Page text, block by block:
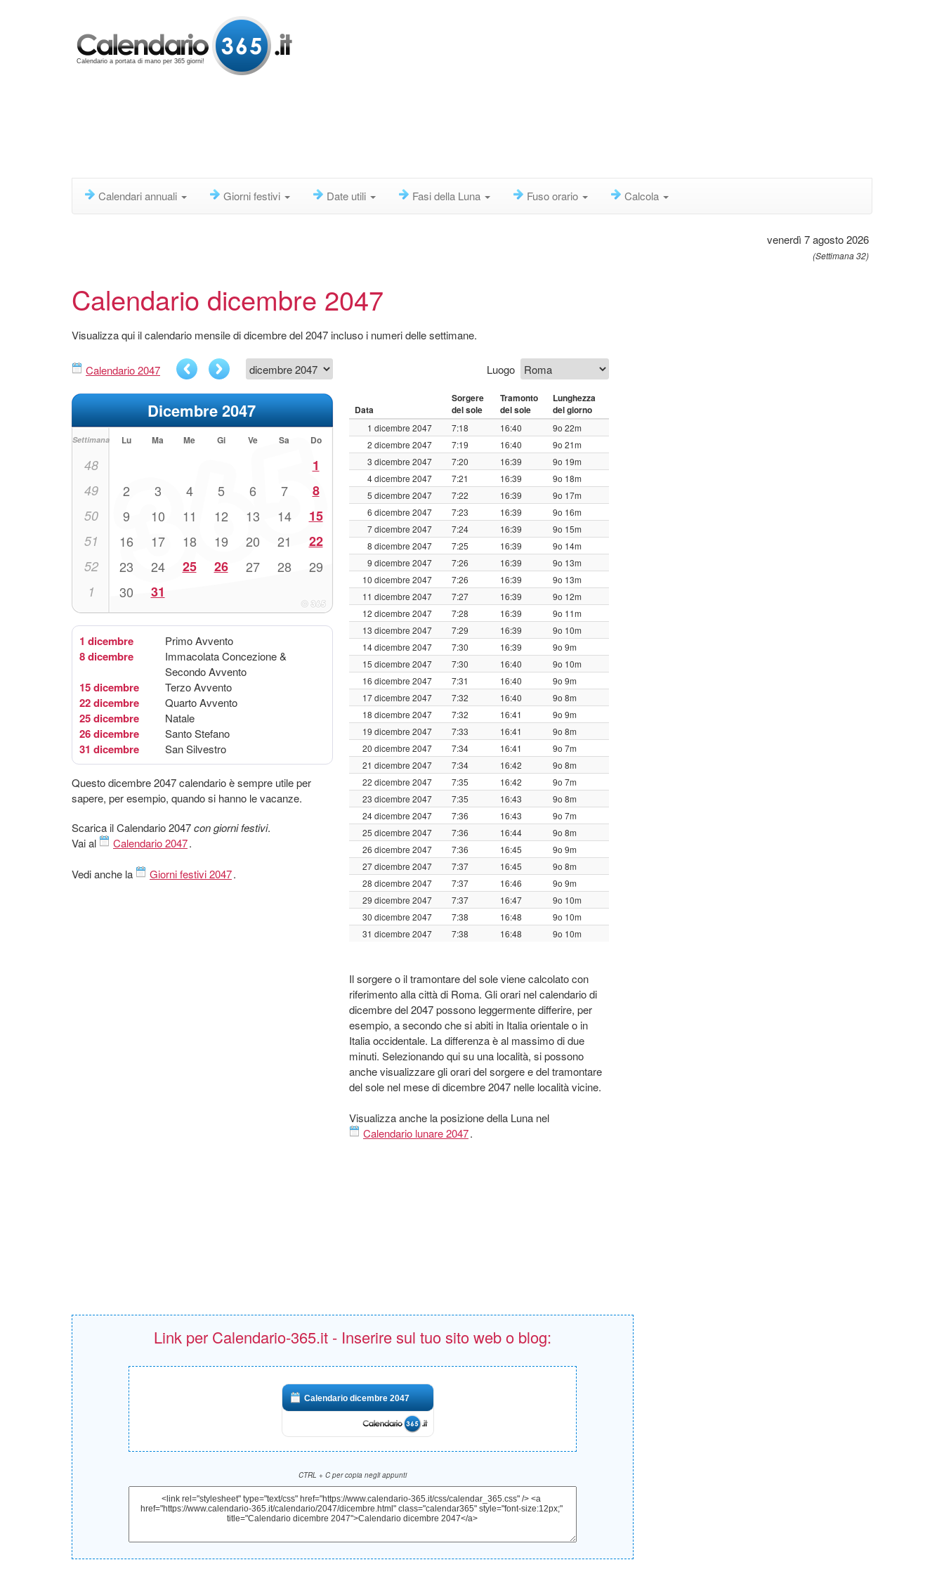
Calendario a portata di mano per 365 giorni!
Calendari annuali Giorni festivi Date utili Fasi della Luna Fuso orario Calcola
venerdì 7 agosto 2026
(Settimana 32)
Calendario dicembre 2047
Visualizza qui il calendario mensile di dicembre del 2047 incluso i numeri delle settimane.
Calendario 2047
Dicembre 2047
Settimana Lu Ma Me Gi Ve Sa Do
48 1
49 2 3 4 5 6 7 8
50 9 10 11 12 13 14 15
51 16 17 18 19 20 21 22
52 23 24 25 26 27 28 29
1 30 31
1 dicembre Primo Avvento
8 dicembre
Immacolata Concezione &
Secondo Avvento
15 dicembre Terzo Avvento
22 dicembre Quarto Avvento
25 dicembre Natale
26 dicembre Santo Stefano
31 dicembre San Silvestro
Questo dicembre 2047 calendario è sempre utile per
sapere, per esempio, quando si hanno le vacanze.
Scarica il Calendario 2047con giorni festivi.
Vai al
Calendario 2047.
Vedi anche la Giorni festivi 2047.
Luogo
Data
Sorgere
del sole
Tramonto
del sole
Lunghezza
del giorno
1 dicembre 2047 7:18 16:40
9o 22m
2 dicembre 2047
7:19 16:40
9o 21m
3 dicembre 2047
7:20 16:39
9o 19m
4 dicembre 2047
7:21 16:39
9o 18m
5 dicembre 2047
7:22 16:39
9o 17m
6 dicembre 2047
7:23 16:39
9o 16m
7 dicembre 2047
7:24 16:39
9o 15m
8 dicembre 2047
7:25 16:39
9o 14m
9 dicembre 2047
7:26 16:39
9o 13m
10 dicembre 2047
7:26 16:39
9o 13m
11 dicembre 2047
7:27 16:39
9o 12m
12 dicembre 2047
7:28 16:39
9o 11m
13 dicembre 2047
7:29 16:39
9o 10m
14 dicembre 2047
7:30 16:39
9o 9m
15 dicembre 2047
7:30 16:40
9o 10m
16 dicembre 2047
7:31 16:40
9o 9m
17 dicembre 2047
7:32 16:40
9o 8m
18 dicembre 2047
7:32 16:41
9o 9m
19 dicembre 2047
7:33 16:41
9o 8m
20 dicembre 2047
7:34 16:41
9o 7m
21 dicembre 2047
7:34 16:42
9o 8m
22 dicembre 2047
7:35 16:42
9o 7m
23 dicembre 2047
7:35 16:43
9o 8m
24 dicembre 2047
7:36 16:43
9o 7m
25 dicembre 2047
7:36 16:44
9o 8m
26 dicembre 2047
7:36 16:45
9o 9m
27 dicembre 2047
7:37 16:45
9o 8m
28 dicembre 2047
7:37 16:46
9o 9m
29 dicembre 2047
7:37 16:47
9o 10m
30 dicembre 2047
7:38 16:48
9o 10m
31 dicembre 2047
7:38 16:48 9o 10m
Il sorgere o il tramontare del sole viene calcolato con
riferimento alla città di Roma. Gli orari nel calendario di
dicembre del 2047 possono leggermente differire, per
esempio, a secondo che si abiti in Italia orientale o in
Italia occidentale. La differenza è al massimo di due
minuti. Selezionando qui su una località, si possono
anche visualizzare gli orari del sorgere e del tramontare
del sole nel mese di dicembre 2047 nelle località vicine.
Visualizza anche la posizione della Luna nel
Calendario lunare 2047.
Link per Calendario-365.it - Inserire sul tuo sito web o blog:
Calendario dicembre 2047
CTRL + C per copia negli appunti